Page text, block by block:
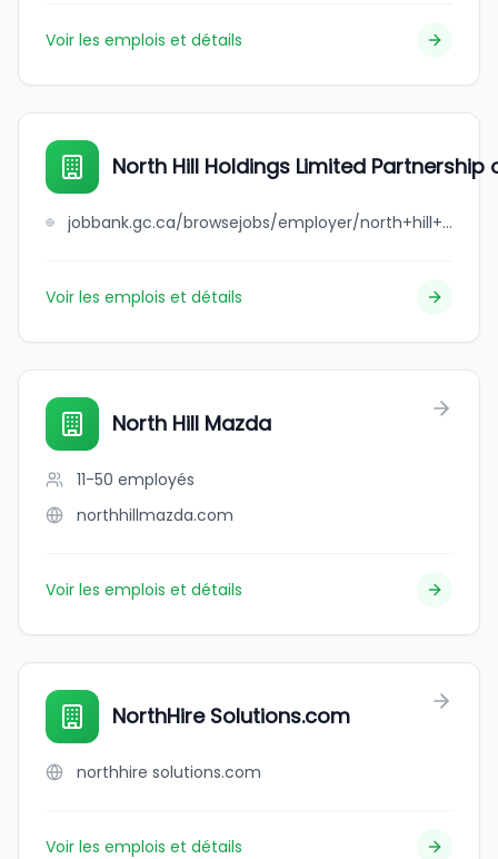
Voir les emplois et détails
North Hill Holdings Limited Partnership
jobbank.gc.ca/browsejobs/employer/north+hill+holdings+limited+partnership+o%2Fa+boston+pizza/ca
Voir les emplois et détails
North Hill Mazda
11-50 employés
northhillmazda.com
Voir les emplois et détails
NorthHire Solutions.com
northhire solutions.com
Voir les emplois et détails